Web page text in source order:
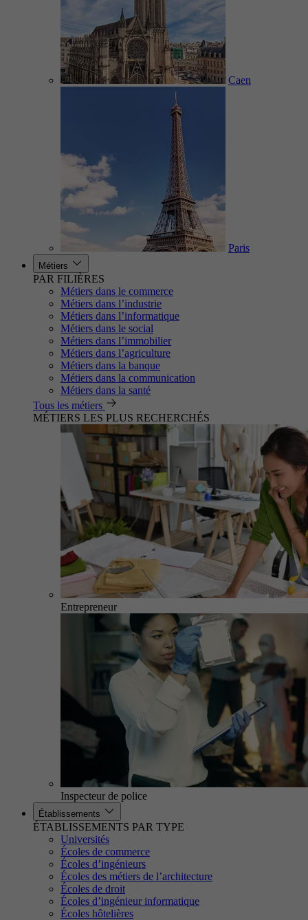
Caen
Paris
Métiers
PAR FILIÈRES
Métiers dans le commerce
Métiers dans l’industrie
Métiers dans l’informatique
Métiers dans le social
Métiers dans l’immobilier
Métiers dans l’agriculture
Métiers dans la banque
Métiers dans la communication
Métiers dans la santé
Tous les métiers
MÉTIERS LES PLUS RECHERCHÉS
Entrepreneur
Inspecteur de police
Établissements
ÉTABLISSEMENTS PAR TYPE
Universités
Écoles de commerce
Écoles d’ingénieurs
Écoles des métiers de l’architecture
Écoles de droit
Écoles d’ingénieur informatique
Écoles hôtelières